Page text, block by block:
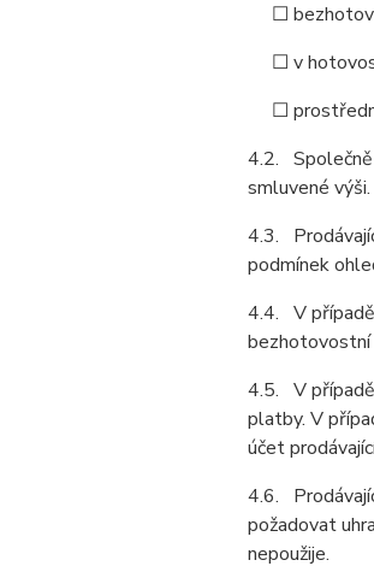
☐
☐ v
☐
4.2. Společně
smluvené
4.3.
podmínek
4.4. V případě
bezhotovostní
4.5. V případě
platby. V
účet
4.6.
požadovat
nepoužije.